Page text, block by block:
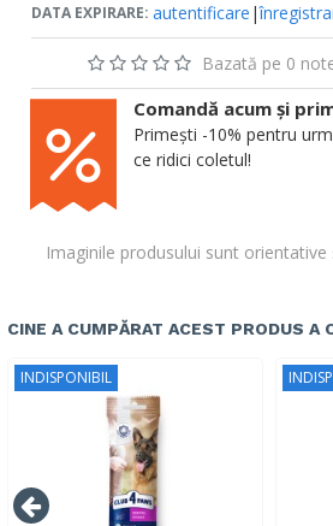
DATA EXPIRARE: autentificare |
Bazată pe 0
Imaginile produsului sunt
Comandă acum și
Primești -10% pentru
ce ridici coletul!
CINE A CUMPĂRAT ACEST PRODUS A
INDISPONIBIL